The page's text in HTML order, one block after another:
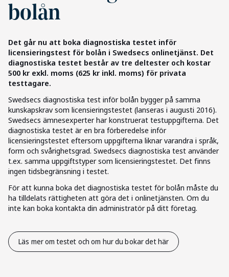
bolån
Det går nu att boka diagnostiska testet inför
licensieringstest för bolån i Swedsecs onlinetjänst. Det
diagnostiska testet består av tre deltester och kostar
500 kr exkl. moms (625 kr inkl. moms) för privata
testtagare.
Swedsecs diagnostiska test inför bolån bygger på samma
kunskapskrav som licensieringstestet (lanseras i augusti 2016).
Swedsecs ämnesexperter har konstruerat testuppgifterna. Det
diagnostiska testet är en bra förberedelse inför
licensieringstestet eftersom uppgifterna liknar varandra i språk,
form och svårighetsgrad. Swedsecs diagnostiska test använder
t.ex. samma uppgiftstyper som licensieringstestet. Det finns
ingen tidsbegränsning i testet.
För att kunna boka det diagnostiska testet för bolån måste du
ha tilldelats rättigheten att göra det i onlinetjänsten. Om du
inte kan boka kontakta din administratör på ditt företag.
Läs mer om testet och om hur du bokar det här